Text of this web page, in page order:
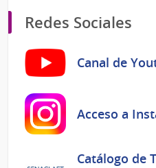
Redes Sociales
Canal de
Acceso a
Catálogo de